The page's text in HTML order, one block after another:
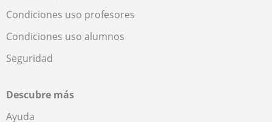
Condiciones uso profesores
Condiciones uso alumnos
Seguridad
Descubre más
Ayuda